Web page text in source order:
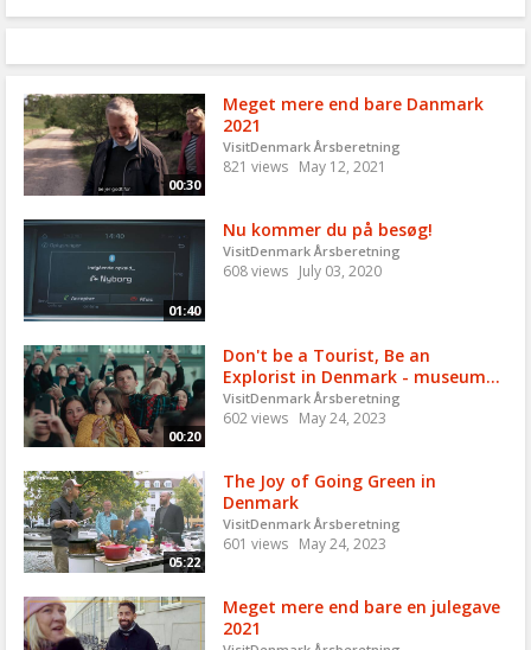
00:30
Meget mere end bare Danmark
2021
VisitDenmark Årsberetning
821 views May 12, 2021
01:40
Nu kommer du på besøg!
VisitDenmark Årsberetning
608 views July 03, 2020
00:20
Don't be a Tourist, Be an
Explorist in Denmark - museum...
VisitDenmark Årsberetning
602 views May 24, 2023
05:22
The Joy of Going Green in
Denmark
VisitDenmark Årsberetning
601 views May 24, 2023
Meget mere end bare en julegave
2021